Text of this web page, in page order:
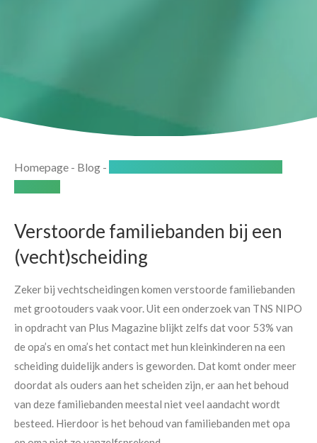
Homepage - Blog -
Verstoorde familiebanden bij een
(vecht)scheiding
Zeker bij vechtscheidingen komen verstoorde familiebanden
met grootouders vaak voor. Uit een onderzoek van TNS NIPO
in opdracht van Plus Magazine blijkt zelfs dat voor 53% van
de opa’s en oma’s het contact met hun kleinkinderen na een
scheiding duidelijk anders is geworden. Dat komt onder meer
doordat als ouders aan het scheiden zijn, er aan het behoud
van deze familiebanden meestal niet veel aandacht wordt
besteed. Hierdoor is het behoud van familiebanden met opa